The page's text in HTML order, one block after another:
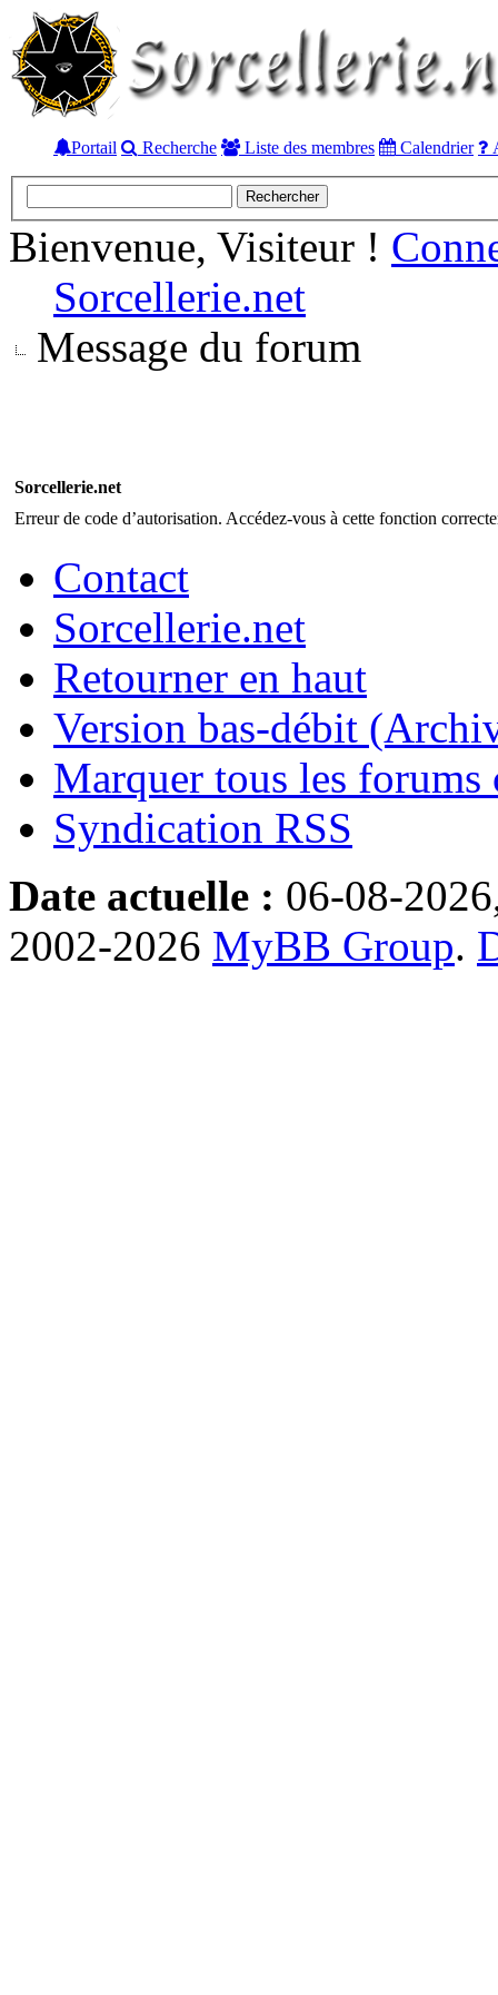
Portail Recherche Liste des membres Calendrier
Bienvenue, Visiteur !
Sorcellerie.net
Message du forum
Sorcellerie.net
Erreur de code d’autorisation. Accédez-vous à cette fonction
Contact
Sorcellerie.net
Retourner en haut
Version bas-débit
Marquer tous les forums
Syndication RSS
Date actuelle : 06-08-
2002-2026 MyBB Group.